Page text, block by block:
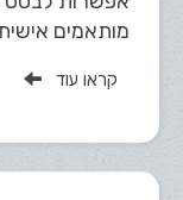
מותאמים
קראו עוד